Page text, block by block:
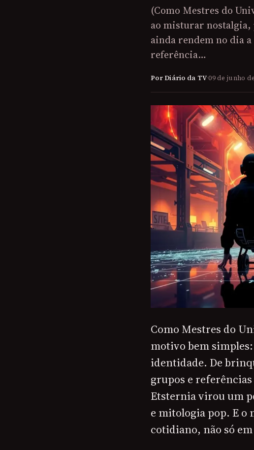
(Como Mestres do
ao misturar nostalgia,
ainda rendem no dia
referência…
Por Diário da TV·09 de junho
Como Mestres do
motivo bem
identidade. De
grupos e
Etsternia virou um
e mitologia pop. E o
cotidiano, não só